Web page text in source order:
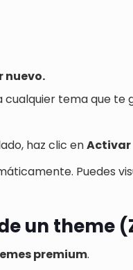
nuevo.
cualquier tema que te
haz clic enActivar
Puedes
un theme
premium.